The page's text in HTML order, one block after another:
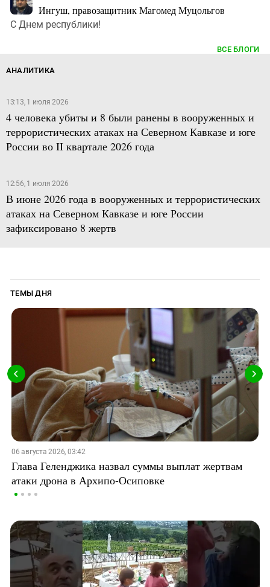
Ингуш, правозащитник Магомед Муцольгов
С Днем республики!
ВСЕ БЛОГИ
АНАЛИТИКА
13:13, 1 июля 2026
4 человека убиты и 8 были ранены в вооруженных и
террористических атаках на Северном Кавказе и юге
России во II квартале 2026 года
12:56, 1 июля 2026
В июне 2026 года в вооруженных и террористических
атаках на Северном Кавказе и юге России
зафиксировано 8 жертв
ТЕМЫ ДНЯ
06 августа 2026, 03:42
Глава Геленджика назвал суммы выплат жертвам
атаки дрона в Архипо-Осиповке